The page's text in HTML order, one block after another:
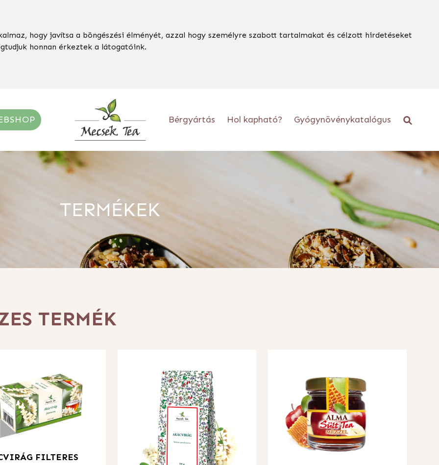
hogy javítsa a böngészési élményét, azzal hogy személyre szabott tartalmakat és célzott hirdetéseket
honnan érkeztek a látogatóink.
Bérgyártás Hol kapható? Gyógynövénykatalógus
TERMÉKEK
TERMÉK
FILTERES